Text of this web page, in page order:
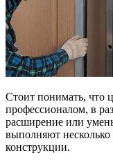
Стоит понимать, что
профессионалом, в
расширение или
выполняют несколько
конструкции.